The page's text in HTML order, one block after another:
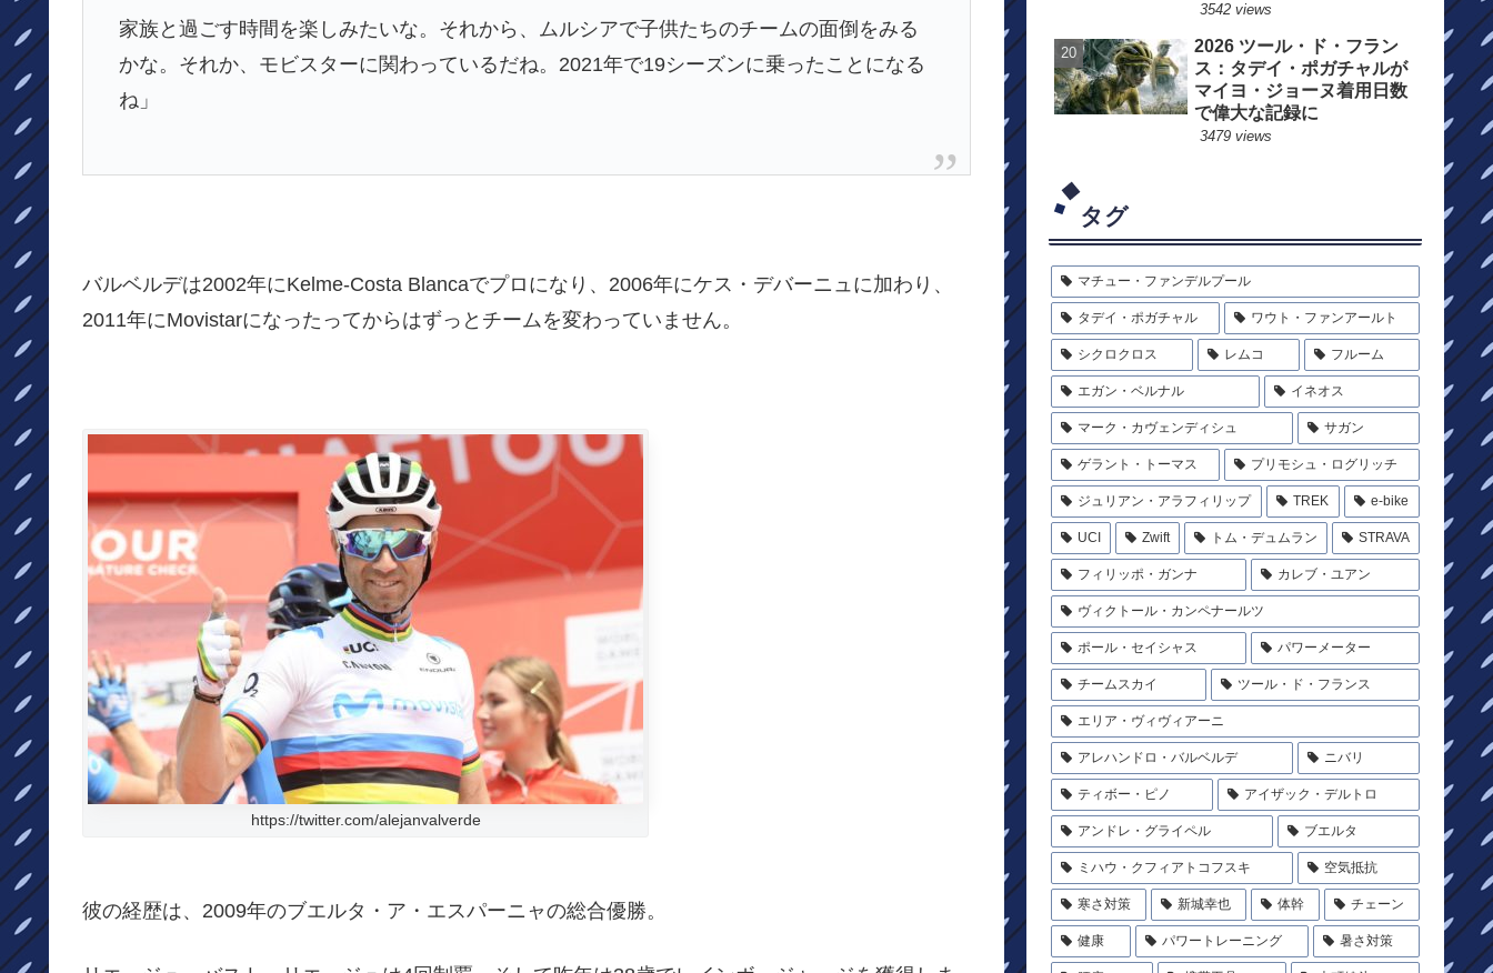
家族と過ごす時間を楽しみたいな。それから、ムルシアで子供たちのチームの面倒をみる
かな。それか、モビスターに関わっているだね。 2021年で19シーズンに乗ったことになる
ね」
バルベルデは2002年にKelme-Costa Blancaでプロになり、2006年にケス・デバーニュに加わり、
2011年にMovistarになったってからはずっとチームを変わっていません。
https://twitter.com/alejanvalverde
彼の経歴は、2009年のブエルタ・ア・エスパーニャの総合優勝。
3542 views
2026 ツール・ド・フラン
ス：タデイ・ポガチャルが
マイヨ・ジョーヌ着用日数
で偉大な記録に
3479 views
タグ
マチュー・ファンデルプール
タデイ・ポガチャル ワウト・ファンアールト
シクロクロス レムコ フルーム
エガン・ベルナル イネオス
マーク・カヴェンディシュ サガン
ゲラント・トーマス プリモシュ・ログリッチ
ジュリアン・アラフィリップ TREK e-bike
UCI Zwift トム・デュムラン STRAVA
フィリッポ・ガンナ カレブ・ユアン
ヴィクトール・カンペナールツ
ポール・セイシャス パワーメーター
チームスカイ ツール・ド・フランス
エリア・ヴィヴィアーニ
アレハンドロ・バルベルデ ニバリ
ティボー・ピノ アイザック・デルトロ
アンドレ・グライペル ブエルタ
ミハウ・クフィアトコフスキ 空気抵抗
寒さ対策 新城幸也 体幹 チェーン
健康 パワートレーニング 暑さ対策